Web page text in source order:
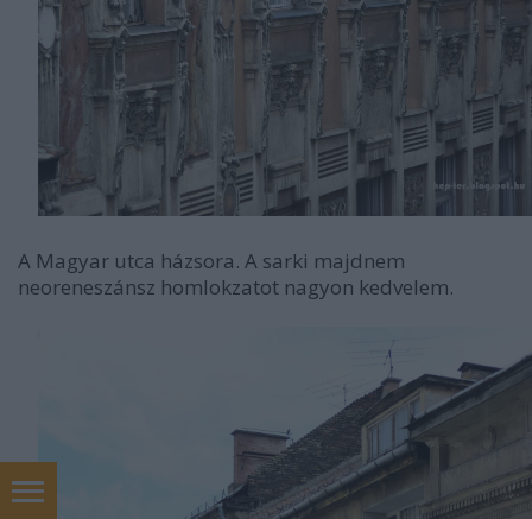
A Magyar utca házsora. A sarki majdnem
neoreneszánsz homlokzatot nagyon kedvelem.